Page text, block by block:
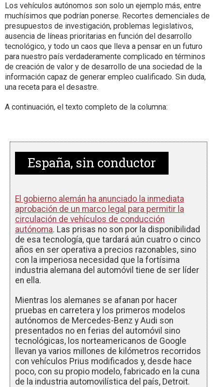
Los vehículos autónomos son solo un ejemplo más, entre
muchísimos que podrían ponerse. Recortes demenciales de
presupuestos de investigación, problemas legislativos,
ausencia de líneas prioritarias en función del desarrollo
tecnológico, y todo un caos que lleva a pensar en un futuro
para nuestro país verdaderamente complicado en términos
de creación de valor y de desarrollo de una sociedad de la
información capaz de generar empleo cualificado. Sin duda,
una receta para el desastre.
A continuación, el texto completo de la columna:
España, sin conductor
El gobierno alemán ha anunciado la inmediata
aprobación de un marco legal para permitir la
circulación de vehículos de conducción
autónoma. Las prisas no son por la disponibilidad
de esa tecnología, que tardará aún cuatro o cinco
años en ser operativa a precios razonables, sino
con la imperiosa necesidad que la fortísima
industria alemana del automóvil tiene de ser líder
en ella.
Mientras los alemanes se afanan por hacer
pruebas en carretera y los primeros modelos
autónomos de Mercedes-Benz y Audi son
presentados no en ferias del automóvil sino
tecnológicas, los norteamericanos de Google
llevan ya varios millones de kilómetros recorridos
con vehículos Prius modificados y, desde hace
poco, con su propio modelo, fabricado en la cuna
de la industria automovilística del país, Detroit.